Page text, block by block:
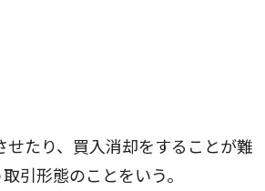
たり、買入消却をすることが難
引形態のことをいう。